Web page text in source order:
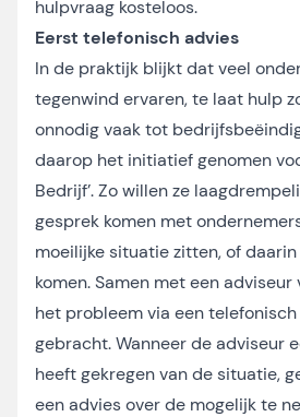
hulpvraag kosteloos.
Eerst telefonisch advies
In de praktijk blijkt dat veel
tegenwind ervaren, te laat hulp
onnodig vaak tot
daarop het initiatief genomen
Bedrijf’. Zo willen ze
gesprek komen met
moeilijke situatie zitten, of
komen. Samen met een
het probleem via een
gebracht. Wanneer de adviseur
heeft gekregen van de situatie,
een advies over de mogelijk te